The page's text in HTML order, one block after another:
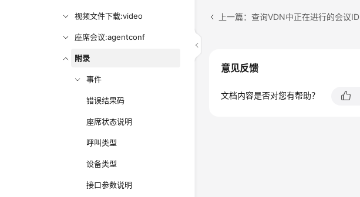
视频文件下载:video
座席会议:agentconf
附录
事件
错误结果码
座席状态说明
呼叫类型
设备类型
接口参数说明
上一篇：查询VDN中正在进行的会议ID
意见反馈
文档内容是否对您有帮助？